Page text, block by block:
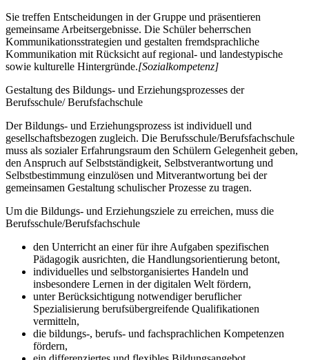
Sie treffen Entscheidungen in der Gruppe und präsentieren
gemeinsame Arbeitsergebnisse. Die Schüler beherrschen
Kommunikationsstrategien und gestalten fremdsprachliche
Kommunikation mit Rücksicht auf regional- und landestypische
sowie kulturelle Hintergründe.[Sozialkompetenz]
Gestaltung des Bildungs- und Erziehungsprozesses der
Berufsschule/ Berufsfachschule
Der Bildungs- und Erziehungsprozess ist individuell und
gesellschaftsbezogen zugleich. Die Berufsschule/Berufsfachschule
muss als sozialer Erfahrungsraum den Schülern Gelegenheit geben,
den Anspruch auf Selbstständigkeit, Selbstverantwortung und
Selbstbestimmung einzulösen und Mitverantwortung bei der
gemeinsamen Gestaltung schulischer Prozesse zu tragen.
Um die Bildungs- und Erziehungsziele zu erreichen, muss die
Berufsschule/Berufsfachschule
den Unterricht an einer für ihre Aufgaben spezifischen
Pädagogik ausrichten, die Handlungsorientierung betont,
individuelles und selbstorganisiertes Handeln und
insbesondere Lernen in der digitalen Welt fördern,
unter Berücksichtigung notwendiger beruflicher
Spezialisierung berufsübergreifende Qualifikationen
vermitteln,
die bildungs-, berufs- und fachsprachlichen Kompetenzen
fördern,